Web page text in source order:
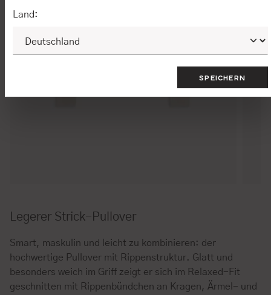
Legerer Strick-Pullover
Smart, maskulin und leicht zu kombinieren: der
hochwertige Pullover mit Rippenstruktur. Glatt und
besonders weich im Griff zeigt er sich im Relaxed-Fit
geschnitten mit Rippenbündchen an Kragen, Ärmel- und
Land:
SPEICHERN